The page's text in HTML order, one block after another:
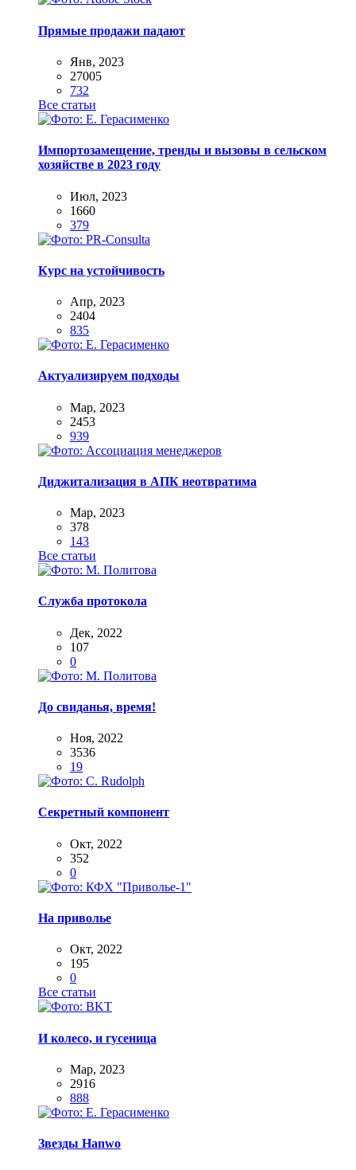
Прямые продажи падают
Янв, 2023
27005
732
Все статьи
Импортозамещение, тренды и вызовы в сельском
хозяйстве в 2023 году
Июл, 2023
1660
379
Курс на устойчивость
Апр, 2023
2404
835
Актуализируем подходы
Мар, 2023
2453
939
Диджитализация в АПК неотвратима
Мар, 2023
378
143
Все статьи
Служба протокола
Дек, 2022
107
0
До свиданья, время!
Ноя, 2022
3536
19
Секретный компонент
Окт, 2022
352
0
На приволье
Окт, 2022
195
0
Все статьи
И колесо, и гусеница
Мар, 2023
2916
888
Звезды Hanwo